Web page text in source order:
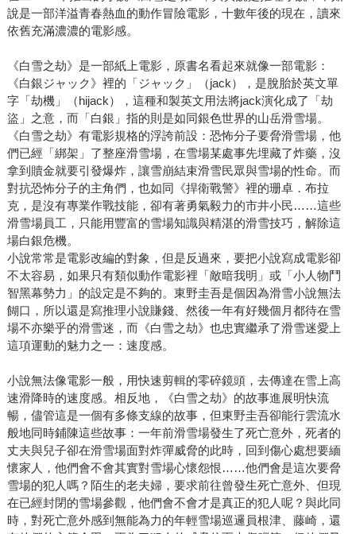
說是一部洋溢青春熱血的動作冒險電影，十數年後的現在，讀來
依舊充滿濃濃的電影感。
《白雪之劫》是一部紙上電影，原書名看起來就像一部電影：
《白銀ジャック》裡的「ジャック」（jack），是脫胎於英文單
字「劫機」（hijack），這種和製英文用法將jack演化成了「劫
盜」之意，而「白銀」指的則是如同銀色世界的山岳滑雪場。
《白雪之劫》有電影規格的浮誇前設：恐怖分子要脅滑雪場，他
們已經「綁架」了整座滑雪場，在雪場某處事先埋藏了炸藥，沒
拿到贖金就要引發爆炸，讓雪崩結束滑雪民眾與雪場的性命。而
對抗恐怖分子的主角們，也如同《捍衛戰警》裡的珊卓．布拉
克，是沒有專業作戰技能，卻有著勇氣毅力的市井小民……這些
滑雪場員工，只能用豐富的雪場知識與精湛的滑雪技巧，解除這
場白銀危機。
小說常常是電影改編的對象，但是反過來，要把小說寫成電影卻
不太容易，如果只有類似動作電影裡「敵暗我明」或「小人物鬥
智黑幕勢力」的設定是不夠的。東野圭吾是個因為滑雪小說無法
餬口，所以還是寫推理小說賺錢、然後一年有好幾個月都待在雪
場不亦樂乎的滑雪迷，而《白雪之劫》也忠實繼承了滑雪迷愛上
這項運動的魅力之一：速度感。
小說無法像電影一般，用快速剪輯的零碎鏡頭，去傳達在雪上高
速滑降時的速度感。相反地，《白雪之劫》的故事進展明快流
暢，儘管這是一個有多條支線的故事，但東野圭吾卻能行雲流水
般地同時鋪陳這些故事：一年前滑雪場發生了死亡意外，死者的
丈夫與兒子卻在滑雪場面對炸彈威脅的此時，回到傷心處想要緬
懷家人，他們會不會其實對雪場心懷怨恨……他們會是這次要脅
雪場的犯人嗎？陌生的老夫婦，要求前往曾發生死亡意外、但現
在已經封閉的雪場參觀，他們會不會才是真正的犯人呢？與此同
時，對死亡意外感到無能為力的年輕雪場巡邏員根津、藤崎，還